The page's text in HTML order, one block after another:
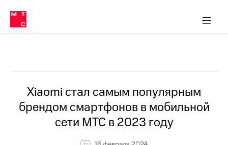
Медиа-центр
и акционерам
Устойчивое развитие
Комплаенс и деловая этика
компании
Карьера
История
компании
Руководство
в МТС
Пресс-
релизы
МТС
о технологиях
Xiaomi стал самым популярным
брендом смартфонов в мобильной
сети МТС в 2023 году